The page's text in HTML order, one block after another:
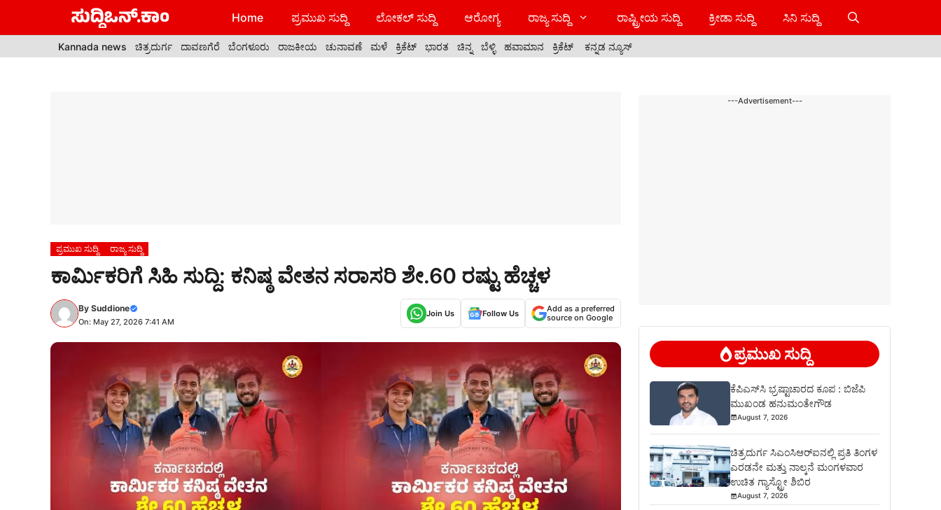
Home ಪ್ರಮುಖ ಸುದ್ದಿ ಲೋಕಲ್ ಸುದ್ದಿ ಆರೋಗ್ಯ ರಾಜ್ಯ ಸುದ್ದಿ ರಾಷ್ಟ್ರೀಯ ಸುದ್ದಿ ಕ್ರೀಡಾ ಸುದ್ದಿ ಸಿನಿ ಸುದ್ದಿ
Kannada news ಚಿತ್ರದುರ್ಗ ದಾವಣಗೆರೆ ಬೆಂಗಳೂರು ರಾಜಕೀಯ ಚುನಾವಣೆ ಮಳೆ ಕ್ರಿಕೆಟ್ ಭಾರತ ಚಿನ್ನ ಬೆಳ್ಳಿ ಹವಾಮಾನ ಕ್ರಿಕೆಟ್ ಕನ್ನಡ ನ್ಯೂಸ್
ಪ್ರಮುಖ ಸುದ್ದಿ ರಾಜ್ಯ ಸುದ್ದಿ
ಕಾರ್ಮಿಕರಿಗೆ ಸಿಹಿ ಸುದ್ದಿ: ಕನಿಷ್ಠ ವೇತನ ಸರಾಸರಿ ಶೇ.60 ರಷ್ಟು ಹೆಚ್ಚಳ
By Suddione
On: May 27, 2026 7:41 AM
Join Us Follow Us
Add as a preferred
source on Google
---Advertisement---
ಪ್ರಮುಖ ಸುದ್ದಿ
ಕೆಪಿಎಸ್‍ಸಿ ಭ್ರಷ್ಟಾಚಾರದ ಕೂಪ : ಬಿಜೆಪಿ
ಮುಖಂಡ ಹನುಮಂತೇಗೌಡ
August 7, 2026
ಚಿತ್ರದುರ್ಗ ಸಿಎಂಸಿಆರ್‍ಐನಲ್ಲಿ ಪ್ರತಿ ತಿಂಗಳ
ಎರಡನೇ ಮತ್ತು ನಾಲ್ಕನೆ ಮಂಗಳವಾರ
ಉಚಿತ ಗ್ಯಾಸ್ಟ್ರೋ ಶಿಬಿರ
August 7, 2026